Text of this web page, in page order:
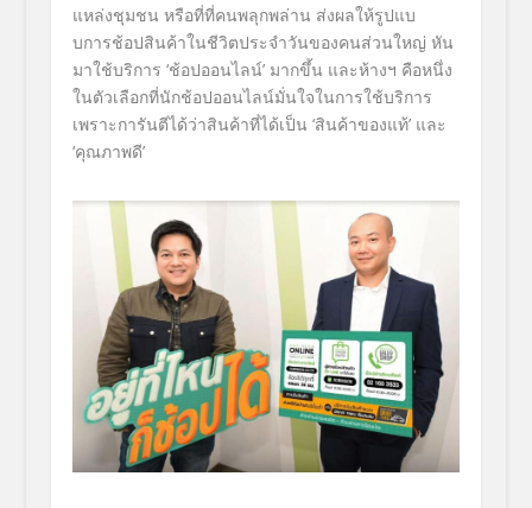
แหล่งชุมชน หรือที่ที่คนพลุกพล่าน ส่งผลให้รูปแบ
บการช้อปสินค้าในชีวิตประจำวันของคนส่วนใหญ่ หัน
มาใช้บริการ ‘ช้อปออนไลน์’ มากขึ้น และห้างฯ คือหนึ่ง
ในตัวเลือกที่นักช้อปออนไลน์มั่นใจในการใช้บริการ
เพราะการันตีได้ว่าสินค้าที่ได้เป็น ‘สินค้าของแท้’ และ
‘คุณภาพดี’